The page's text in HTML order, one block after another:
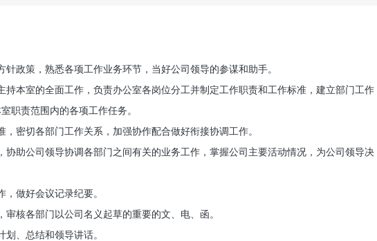
政策，熟悉各项工作业务环节，当好公司领导的参谋和助手。
持本室的全面工作，负责办公室各岗位分工并制定工作职责和工作标准，建立部门工作
职责范围内的各项工作任务。
密切各部门工作关系，加强协作配合做好衔接协调工作。
协助公司领导协调各部门之间有关的业务工作，掌握公司主要活动情况，为公司领导决
做好会议记录纪要。
核各部门以公司名义起草的重要的文、电、函。
、总结和领导讲话。